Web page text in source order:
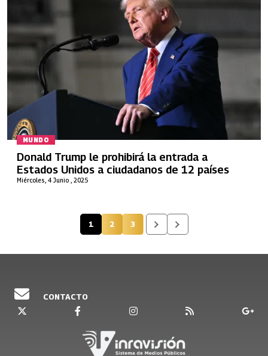
MUNDO
Miércoles, 4 Junio , 2025
Donald Trump le prohibirá la entrada a
Estados Unidos a ciudadanos de 12 países
Página actual
1 Página
2 Página
3
CONTACTO